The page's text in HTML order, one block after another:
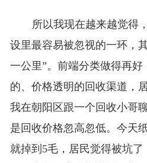
所以我现在越来越觉得
设里最容易被忽视的一环，
一公里”。前端分类做得再好
的、价格透明的回收渠道，
我在朝阳区跟一个回收小哥
是回收价格忽高忽低。今天
就掉到5毛，居民觉得被坑